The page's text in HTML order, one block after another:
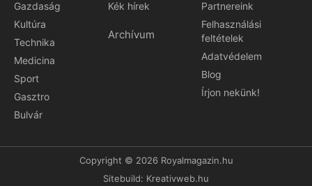
Gazdaság
Kultúra
Technika
Medicina
Sport
Gasztro
Bulvár
Kék hírek
Archívum
Partnereink
Felhasználási
feltételek
Adatvédelem
Blog
Írjon nekünk!
Copyright © 2026 Royalmagazin.hu
Sitebuild: Kreativweb.hu